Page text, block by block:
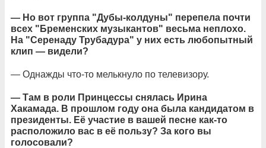
— Но вот группа "Дубы-колдуны" перепела почти
всех "Бременских музыкантов" весьма неплохо.
На "Серенаду Трубадура" у них есть любопытный
клип — видели?
— Однажды что-то мелькнуло по телевизору.
— Там в роли Принцессы снялась Ирина
Хакамада. В прошлом году она была кандидатом в
президенты. Её участие в вашей песне как-то
расположило вас в её пользу? За кого вы
голосовали?